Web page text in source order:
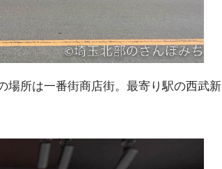
場所は一番街商店街。最寄り駅の西武新